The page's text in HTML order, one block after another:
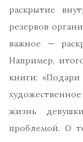
раскрытие
резервов
важное —
Например,
книги: «Подари
жизнь
проблемой. О